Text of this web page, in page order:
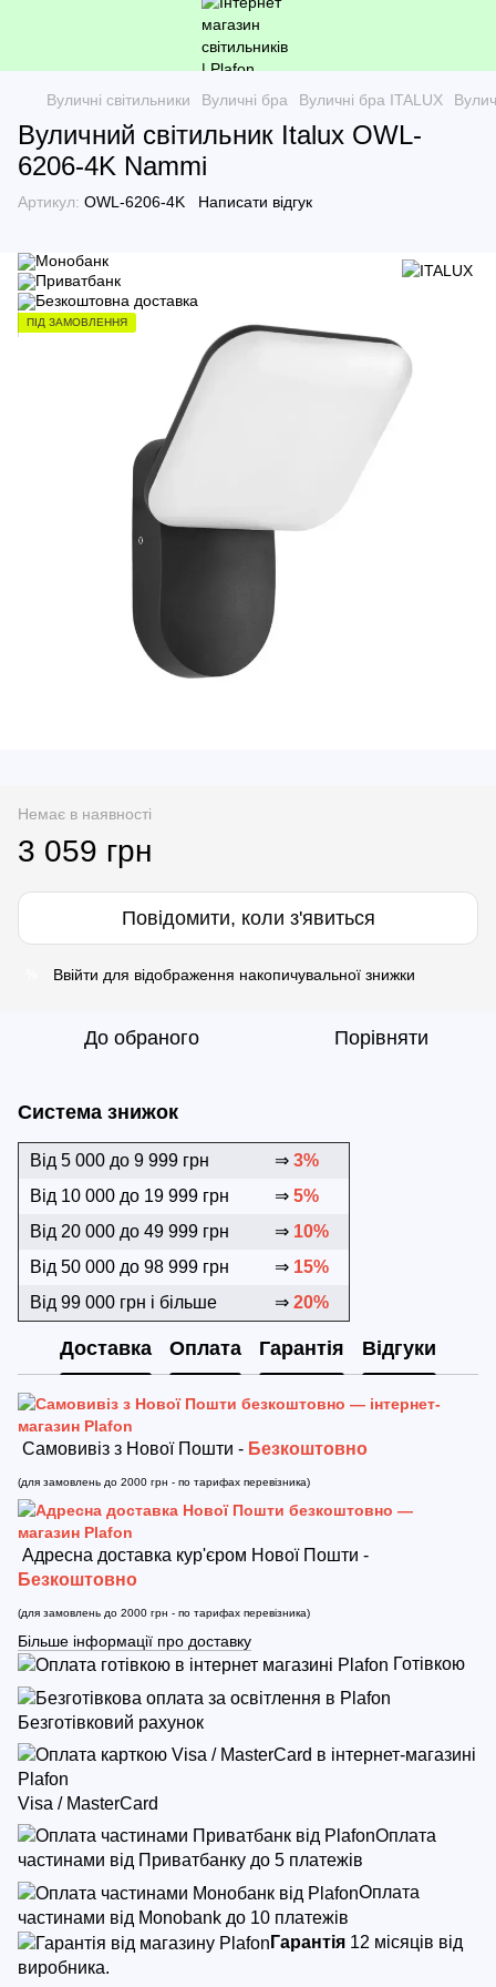
Вуличні світильники Вуличні бра Вуличні бра ITALUX
Вуличний світильник Italux OWL-
6206-4K Nammi
Артикул: OWL-6206-4K Написати відгук
ПІД ЗАМОВЛЕННЯ
Немає в наявності
3 059 грн
Повідомити, коли з'явиться
Ввійти для відображення накопичувальної знижки
До обраного Порівняти
Система знижок
Від 5 000 до 9 999 грн ⇒ 3%
Від 10 000 до 19 999 грн
⇒ 5%
Від 20 000 до 49 999 грн
⇒ 10%
Від 50 000 до 98 999 грн
⇒ 15%
Від 99 000 грн і більше
⇒ 20%
Доставка Оплата Гарантія Відгуки
Самовивіз з Нової Пошти - Безкоштовно
(для замовлень до 2000 грн - по тарифах перевізника)
Адресна доставка кур'єром Нової Пошти -
Безкоштовно
(для замовлень до 2000 грн - по тарифах перевізника)
Більше інформації про доставку
Готівкою
Безготівковий рахунок
Visa / MasterCard
Оплата
частинами від Приватбанку до 5 платежів
Оплата
частинами від Monobank до 10 платежів
Гарантія 12 місяців від
виробника.